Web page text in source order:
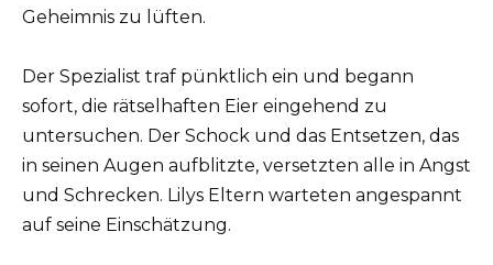
Geheimnis zu lüften.
Der Spezialist traf pünktlich ein und begann
sofort, die rätselhaften Eier eingehend zu
untersuchen. Der Schock und das Entsetzen, das
in seinen Augen aufblitzte, versetzten alle in Angst
und Schrecken. Lilys Eltern warteten angespannt
auf seine Einschätzung.